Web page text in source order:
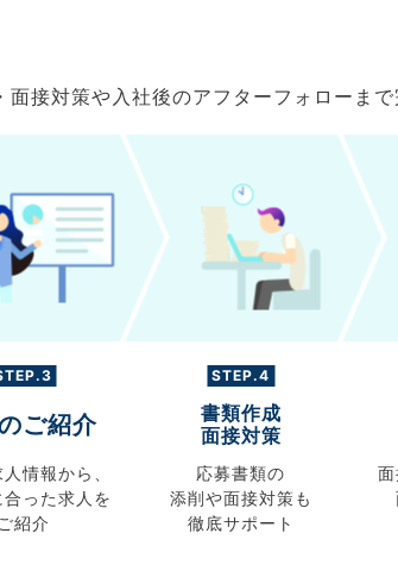
接対策や入社後のアフターフォローま
ご紹介
情報から、
った求人を
ご紹介
STEP.4
書類作成
面接対策
応募書類の
添削や面接対策も
徹底サポート